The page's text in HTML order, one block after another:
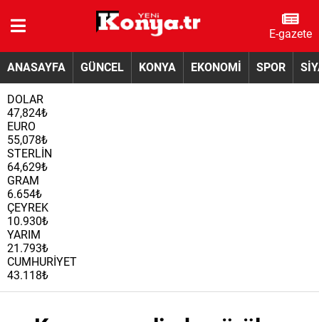
E-gazete
ANASAYFA GÜNCEL KONYA EKONOMİ SPOR
DOLAR
47,824₺
EURO
55,078₺
STERLİN
64,629₺
GRAM
6.654₺
ÇEYREK
10.930₺
YARIM
21.793₺
CUMHURİYET
43.118₺